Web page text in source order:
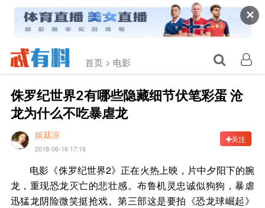
✕
首页 > 电影
侏罗纪世界2有哪些隐藏细节伏笔彩蛋 沧
龙为什么不吃暴虐龙
娱菇凉
2018-06-16 17:16
关注
电影《侏罗纪世界2》正在火热上映，片中夕阳下的腕
龙，重现恐龙灭亡的悲壮感。布鲁机灵忠诚似狗狗，暴虐
迅猛龙阴险微笑挺抢戏。第三部这是要拍《恐龙球崛起》